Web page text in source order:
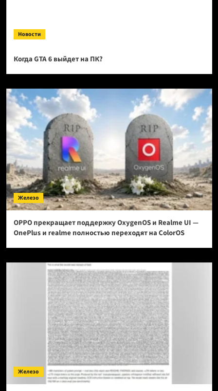
Новости
Когда GTA 6 выйдет на ПК?
Железо
OPPO прекращает поддержку OxygenOS и Realme UI —
OnePlus и realme полностью переходят на ColorOS
Железо